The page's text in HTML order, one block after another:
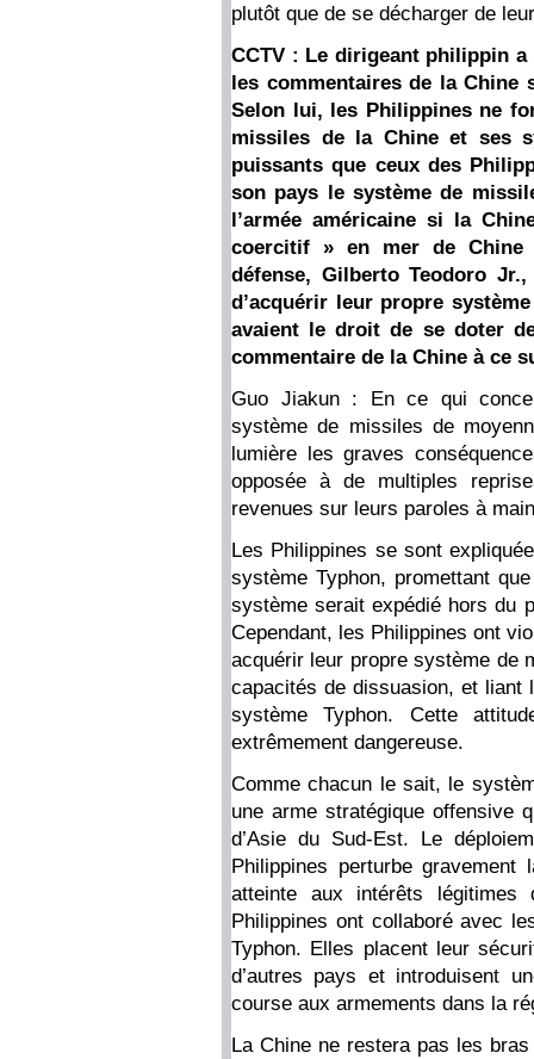
plutôt que de se décharger de
CCTV : Le dirigeant philippin a
les commentaires de la Chine
Selon lui, les Philippines ne
missiles de la Chine et ses
puissants que ceux des
son pays le système de
l’armée américaine si la
coercitif » en mer de Chine
défense, Gilberto Teodoro
d’acquérir leur propre
avaient le droit de se doter
commentaire de la Chine à ce
Guo Jiakun : En ce qui
système de missiles de
lumière les graves
opposée à de multiples
revenues sur leurs paroles à
Les Philippines se sont
système Typhon, promettant
système serait expédié hors du
Cependant, les Philippines ont
acquérir leur propre système de
capacités de dissuasion, et liant
système Typhon. Cette
extrêmement dangereuse.
Comme chacun le sait, le
une arme stratégique offensive
d’Asie du Sud-Est. Le
Philippines perturbe
atteinte aux intérêts légitimes
Philippines ont collaboré avec
Typhon. Elles placent leur
d’autres pays et introduisent
course aux armements dans la
La Chine ne restera pas les